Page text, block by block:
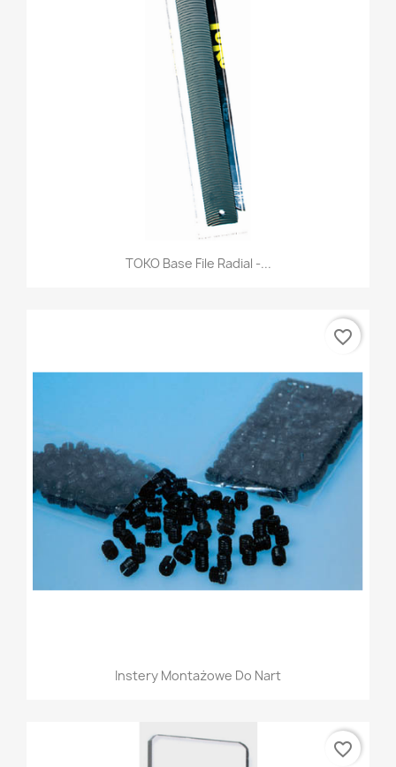
TOKO Base File Radial -...
Instery Montażowe Do Nart
favorite_border
favorite_border